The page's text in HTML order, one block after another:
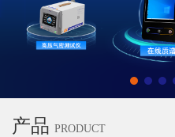
产品 PRODUCT